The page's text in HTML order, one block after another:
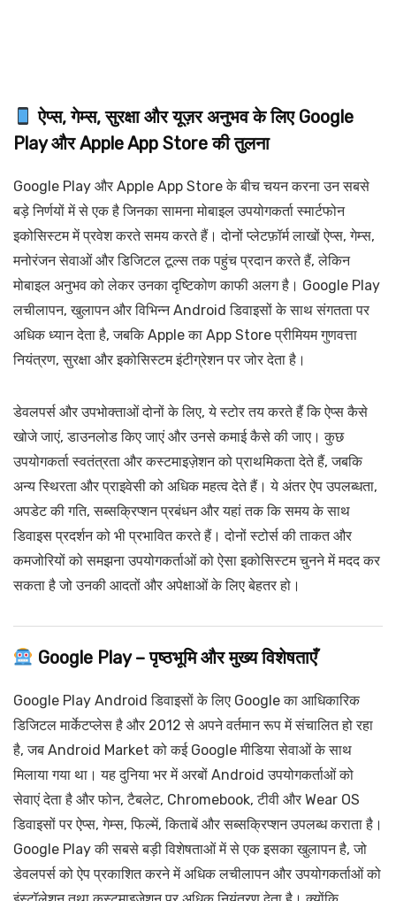
ऐप्स, गेम्स, सुरक्षा और यूज़र अनुभव के लिए Google
Play और Apple App Store की तुलना
Google Play और Apple App Store के बीच चयन करना उन सबसे
बड़े निर्णयों में से एक है जिनका सामना मोबाइल उपयोगकर्ता स्मार्टफोन
इकोसिस्टम में प्रवेश करते समय करते हैं। दोनों प्लेटफ़ॉर्म लाखों ऐप्स, गेम्स,
मनोरंजन सेवाओं और डिजिटल टूल्स तक पहुंच प्रदान करते हैं, लेकिन
मोबाइल अनुभव को लेकर उनका दृष्टिकोण काफी अलग है। Google Play
लचीलापन, खुलापन और विभिन्न Android डिवाइसों के साथ संगतता पर
अधिक ध्यान देता है, जबकि Apple का App Store प्रीमियम गुणवत्ता
नियंत्रण, सुरक्षा और इकोसिस्टम इंटीग्रेशन पर जोर देता है।
डेवलपर्स और उपभोक्ताओं दोनों के लिए, ये स्टोर तय करते हैं कि ऐप्स कैसे
खोजे जाएं, डाउनलोड किए जाएं और उनसे कमाई कैसे की जाए। कुछ
उपयोगकर्ता स्वतंत्रता और कस्टमाइज़ेशन को प्राथमिकता देते हैं, जबकि
अन्य स्थिरता और प्राइवेसी को अधिक महत्व देते हैं। ये अंतर ऐप उपलब्धता,
अपडेट की गति, सब्सक्रिप्शन प्रबंधन और यहां तक कि समय के साथ
डिवाइस प्रदर्शन को भी प्रभावित करते हैं। दोनों स्टोर्स की ताकत और
कमजोरियों को समझना उपयोगकर्ताओं को ऐसा इकोसिस्टम चुनने में मदद कर
सकता है जो उनकी आदतों और अपेक्षाओं के लिए बेहतर हो।
Google Play – पृष्ठभूमि और मुख्य विशेषताएँ
Google Play Android डिवाइसों के लिए Google का आधिकारिक
डिजिटल मार्केटप्लेस है और 2012 से अपने वर्तमान रूप में संचालित हो रहा
है, जब Android Market को कई Google मीडिया सेवाओं के साथ
मिलाया गया था। यह दुनिया भर में अरबों Android उपयोगकर्ताओं को
सेवाएं देता है और फोन, टैबलेट, Chromebook, टीवी और Wear OS
डिवाइसों पर ऐप्स, गेम्स, फिल्में, किताबें और सब्सक्रिप्शन उपलब्ध कराता है।
Google Play की सबसे बड़ी विशेषताओं में से एक इसका खुलापन है, जो
डेवलपर्स को ऐप प्रकाशित करने में अधिक लचीलापन और उपयोगकर्ताओं को